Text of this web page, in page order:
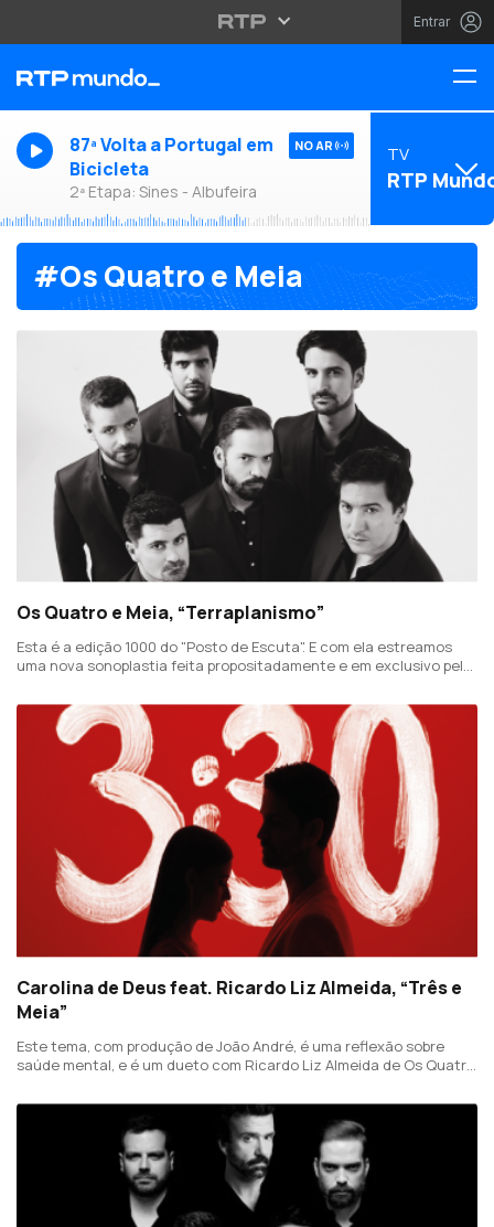
Entrar
87ª Volta a Portugal em
Bicicleta
2ª Etapa: Sines - Albufeira
NO AR TV
RTP
#Os Quatro e Meia
Os Quatro e Meia, “Terraplanismo”
Esta é a edição 1000 do "Posto de Escuta". E com ela estreamos
uma nova sonoplastia feita propositadamente e em exclusivo pelo
Carolina de Deus feat. Ricardo Liz Almeida, “Três e
Meia”
Este tema, com produção de João André, é uma reflexão sobre
saúde mental, e é um dueto com Ricardo Liz Almeida de Os Quatro